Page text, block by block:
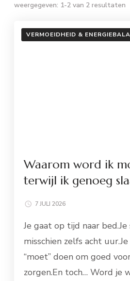
weergegeven: 1-2 van 2 resultaten
VERMOEIDHEID &
Waarom word ik
terwijl ik genoeg
7 JULI 2026
Je gaat op tijd naar
misschien zelfs acht
“moet” doen om goed
zorgen.En toch… Word je